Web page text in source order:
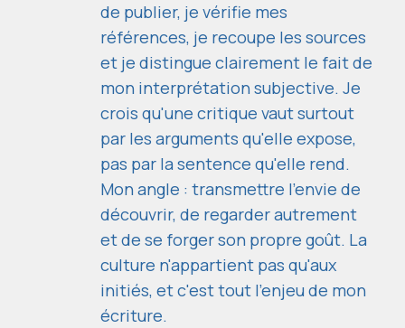
de publier, je vérifie mes
références, je recoupe les sources
et je distingue clairement le fait de
mon interprétation subjective. Je
crois qu'une critique vaut surtout
par les arguments qu'elle expose,
pas par la sentence qu'elle rend.
Mon angle : transmettre l'envie de
découvrir, de regarder autrement
et de se forger son propre goût. La
culture n'appartient pas qu'aux
initiés, et c'est tout l'enjeu de mon
écriture.